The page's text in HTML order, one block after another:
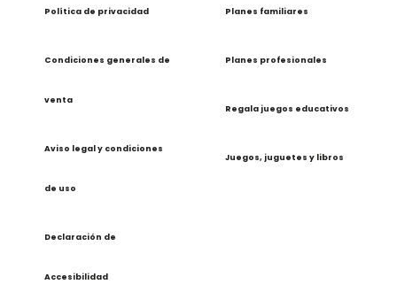
Política de privacidad
Condiciones generales de
venta
Aviso legal y condiciones
de uso
Declaración de
Accesibilidad
Planes familiares
Planes profesionales
Regala juegos educativos
Juegos, juguetes y libros